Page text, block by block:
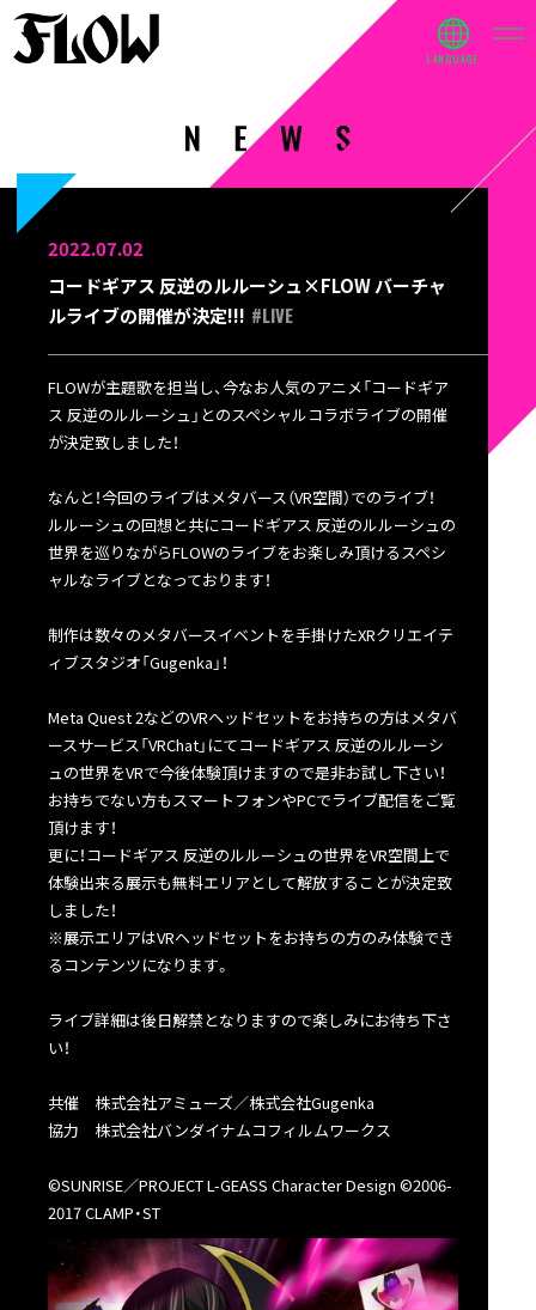
2022.07.02
コードギアス 反逆のルルーシュ×FLOW バーチャ
ルライブの開催が決定!!! #LIVE
FLOWが主題歌を担当し、今なお人気のアニメ「コードギア
ス 反逆のルルーシュ」とのスペシャルコラボライブの開催
が決定致しました！
なんと！今回のライブはメタバース（VR空間）でのライブ！
ルルーシュの回想と共にコードギアス 反逆のルルーシュの
世界を巡りながらFLOWのライブをお楽しみ頂けるスペシ
ャルなライブとなっております！
制作は数々のメタバースイベントを手掛けたXRクリエイテ
ィブスタジオ「Gugenka」！
Meta Quest 2などのVRヘッドセットをお持ちの方はメタバ
ースサービス「VRChat」にてコードギアス 反逆のルルーシ
ュの世界をVRで今後体験頂けますので是非お試し下さい！
お持ちでない方もスマートフォンやPCでライブ配信をご覧
頂けます！
更に！コードギアス 反逆のルルーシュの世界をVR空間上で
体験出来る展示も無料エリアとして解放することが決定致
しました！
※展示エリアはVRヘッドセットをお持ちの方のみ体験でき
るコンテンツになります。
ライブ詳細は後日解禁となりますので楽しみにお待ち下さ
い！
共催 株式会社アミューズ／株式会社Gugenka
協力 株式会社バンダイナムコフィルムワークス
©SUNRISE／PROJECT L-GEASS Character Design ©2006-
2017 CLAMP・ST